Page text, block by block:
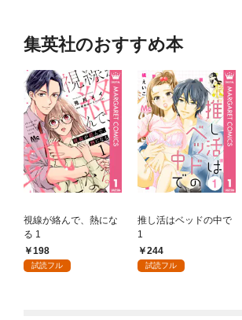
集英社のおすすめ本
視線が絡んで、熱にな
る 1
198
試読フル
推し活はベッドの中で
1
244
試読フル